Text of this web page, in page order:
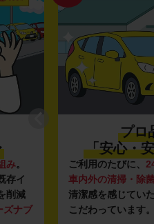
み。
存イ
削減
ズナブ
プロ
「安心・
ご利用のたびに、
車内外の清掃・除
清潔感を感じてい
こだわっています。